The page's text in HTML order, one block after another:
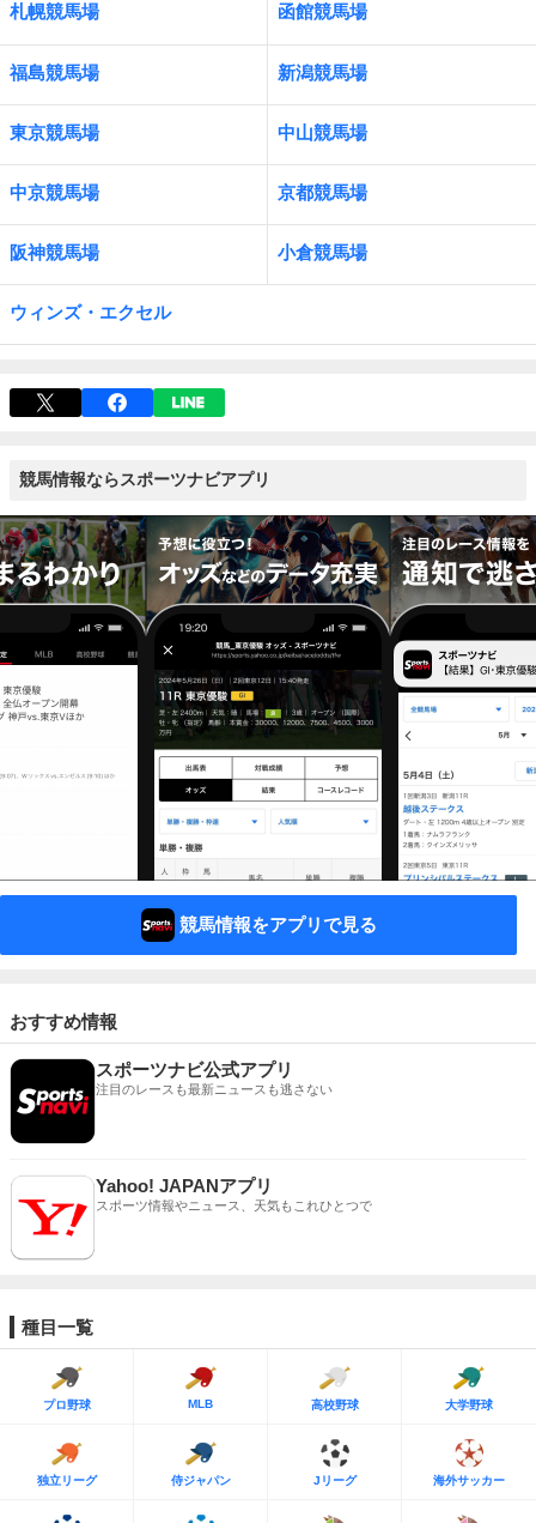
札幌競馬場 函館競馬場
福島競馬場 新潟競馬場
東京競馬場 中山競馬場
中京競馬場 京都競馬場
阪神競馬場 小倉競馬場
ウィンズ・エクセル
競馬情報ならスポーツナビアプリ
競馬情報をアプリで見る
おすすめ情報
スポーツナビ公式アプリ
注目のレースも最新ニュースも逃さない
Yahoo! JAPANアプリ
スポーツ情報やニュース、天気もこれひとつで
種目一覧
プロ野球 MLB 高校野球 大学野球
独立リーグ 侍ジャパン Jリーグ 海外サッカー